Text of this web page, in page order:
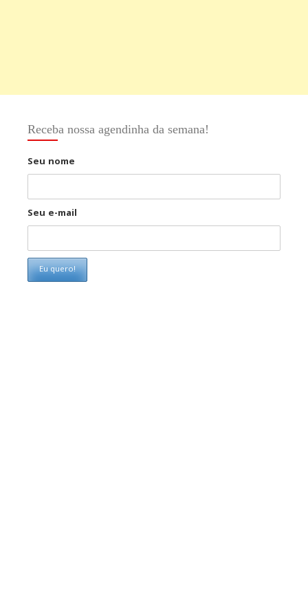
Receba nossa agendinha da semana!
Seu nome
Seu e-mail